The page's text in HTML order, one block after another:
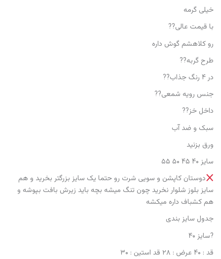
خیلی گرمه
با قیمت عالی??
رو کلاهشم گوش داره
طرح گربه??
در ۴ رنگ جذاب??
جنس رویه شمعی??
داخل خز??
سبک و ضد آب
ورق بزنید
سایز ۴۰ ۴۵ ۵۰ ۵۵
دوستان کاپشن و سویی شرت رو حتما یک سایز بزرگتر بخرید و هم
سایز بلوز شلوار نخرید چون تنگ میشه بچه باید زیرش بافت بپوشه و
هم کشباف داره میکشه
جدول سایز بندی
?سایز ۴۰
قد : ۴۰ عرض : ۲۸ قد استین : ۳۰